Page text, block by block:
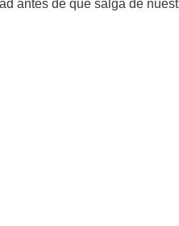
antes de que salga de